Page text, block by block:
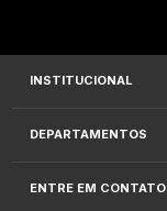
INSTITUCIONAL
DEPARTAMENTOS
ENTRE EM CONTATO